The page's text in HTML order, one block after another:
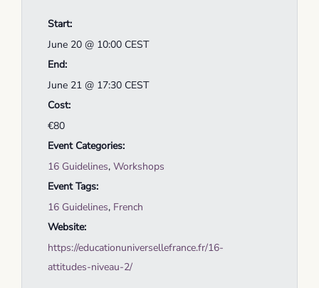
Start:
June 20 @ 10:00 CEST
End:
June 21 @ 17:30 CEST
Cost:
€80
Event Categories:
16 Guidelines, Workshops
Event Tags:
16 Guidelines, French
Website:
https://educationuniversellefrance.fr/16-
attitudes-niveau-2/